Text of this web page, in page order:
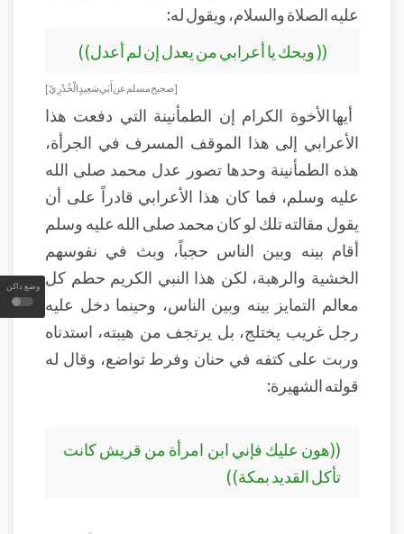
وضع داكن
عليه الصلاة والسلام، ويقول له:
(( ويحك يا أعرابي من يعدل إن لم أعدل))
[ صحيح مسلم عن أَبَي سَعِيدٍ الْخُدْرِيّ]
أيها الأخوة الكرام إن الطمأنينة التي دفعت هذا
الأعرابي إلى هذا الموقف المسرف في الجرأة،
هذه الطمأنينة وحدها تصور عدل محمد صلى الله
عليه وسلم، فما كان هذا الأعرابي قادراً على أن
يقول مقالته تلك لو كان محمد صلى الله عليه وسلم
أقام بينه وبين الناس حجباً، وبث في نفوسهم
الخشية والرهبة، لكن هذا النبي الكريم حطم كل
معالم التمايز بينه وبين الناس، وحينما دخل عليه
رجل غريب يختلج، بل يرتجف من هيبته، استدناه
وربت على كتفه في حنان وفرط تواضع، وقال له
قولته الشهيرة:
((هون عليك فإني ابن امرأة من قريش كانت
تأكل القديد بمكة))